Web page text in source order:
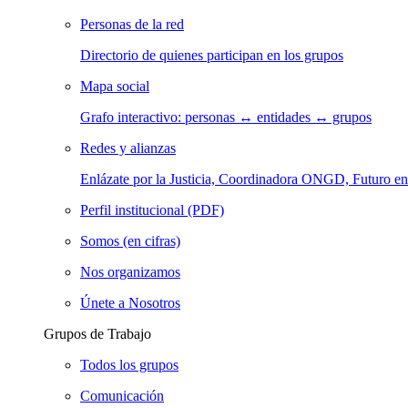
Personas de la red
Directorio de quienes participan en los grupos
Mapa social
Grafo interactivo: personas ↔ entidades ↔ grupos
Redes y alianzas
Enlázate por la Justicia, Coordinadora ONGD, Futuro
Perfil institucional (PDF)
Somos (en cifras)
Nos organizamos
Únete a Nosotros
Grupos de Trabajo
Todos los grupos
Comunicación